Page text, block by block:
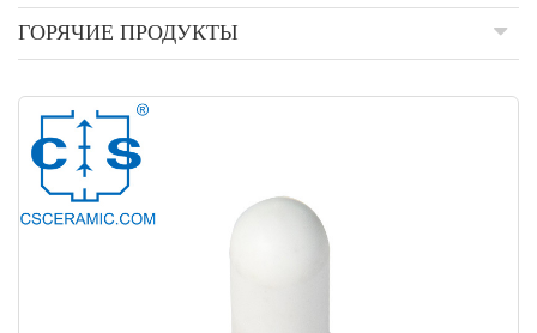
ГОРЯЧИЕ ПРОДУКТЫ